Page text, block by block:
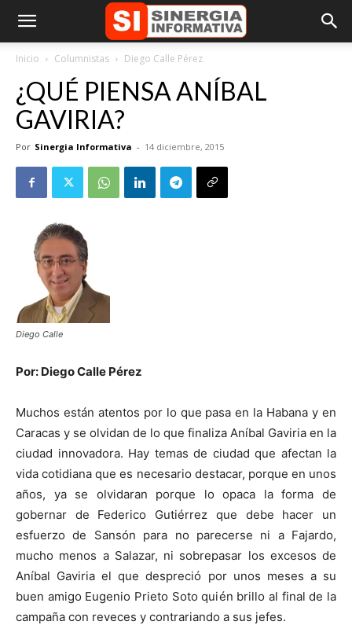
Inicio Columnistas Diego Calle Pérez
¿QUÉ PIENSA ANÍBAL
GAVIRIA?
Por Sinergia Informativa - 14 diciembre, 2015
Diego Calle
Por: Diego Calle Pérez
Muchos están atentos por lo que pasa en la Habana y en
Caracas y se olvidan de lo que finaliza Aníbal Gaviria en la
ciudad innovadora. Hay temas de ciudad que afectan la
vida cotidiana que es necesario destacar, porque en unos
años, ya se olvidaran porque lo opaca la forma de
gobernar de Federico Gutiérrez que debe hacer un
esfuerzo de Sansón para no parecerse ni a Fajardo,
mucho menos a Salazar, ni sobrepasar los excesos de
Aníbal Gaviria el que despreció por unos meses a su
buen amigo Eugenio Prieto Soto quién brillo al final de la
campaña con reveces y contrariando a sus jefes.